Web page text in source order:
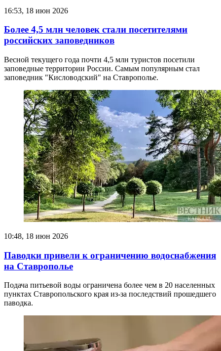
16:53, 18 июн 2026
Более 4,5 млн человек стали посетителями
российских заповедников
Весной текущего года почти 4,5 млн туристов посетили
заповедные территории России. Самым популярным стал
заповедник "Кисловодский" на Ставрополье.
10:48, 18 июн 2026
Паводки привели к ограничению водоснабжения
на Ставрополье
Подача питьевой воды ограничена более чем в 20 населенных
пунктах Ставропольского края из-за последствий прошедшего
паводка.